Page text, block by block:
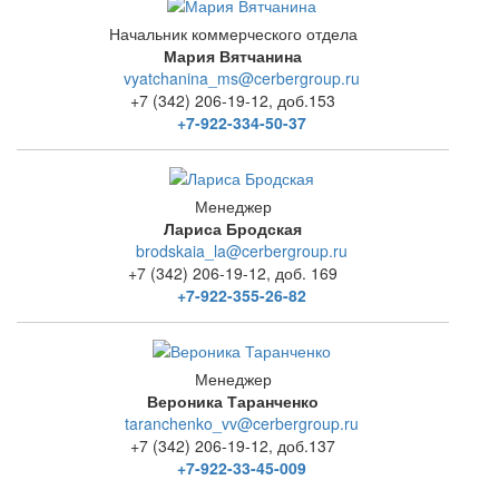
Начальник коммерческого отдела
Мария Вятчанина
vyatchanina_ms@cerbergroup.ru
+7 (342) 206-19-12, доб.153
+7-922-334-50-37
Менеджер
Лариса Бродская
brodskaia_la@cerbergroup.ru
+7 (342) 206-19-12, доб. 169
+7-922-355-26-82
Менеджер
Вероника Таранченко
taranchenko_vv@cerbergroup.ru
+7 (342) 206-19-12, доб.137
+7-922-33-45-009